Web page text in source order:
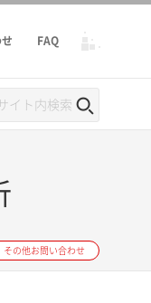
FAQ
その他お問い合わせ